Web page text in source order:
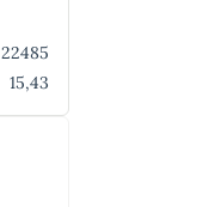
22485
15,43